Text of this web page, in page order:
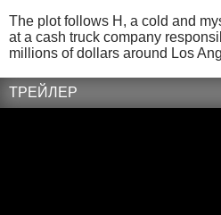
The plot follows H, a cold and
at a cash truck company
millions of dollars around Los
ТРЕЙЛЕР